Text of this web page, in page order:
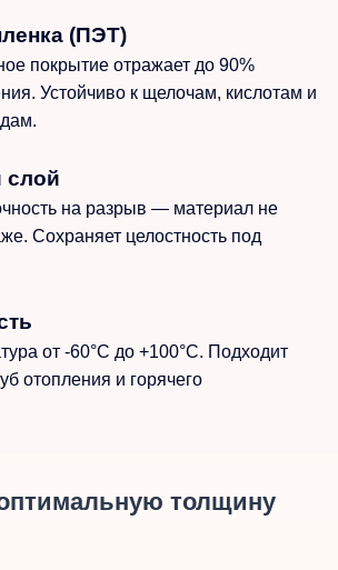
(ПЭТ)
покрытие отражает до 90%
Устойчиво к щелочам, кислотам и
на разрыв — материал не
Сохраняет целостность под
от -60°C до +100°C. Подходит
отопления и горячего
толщину